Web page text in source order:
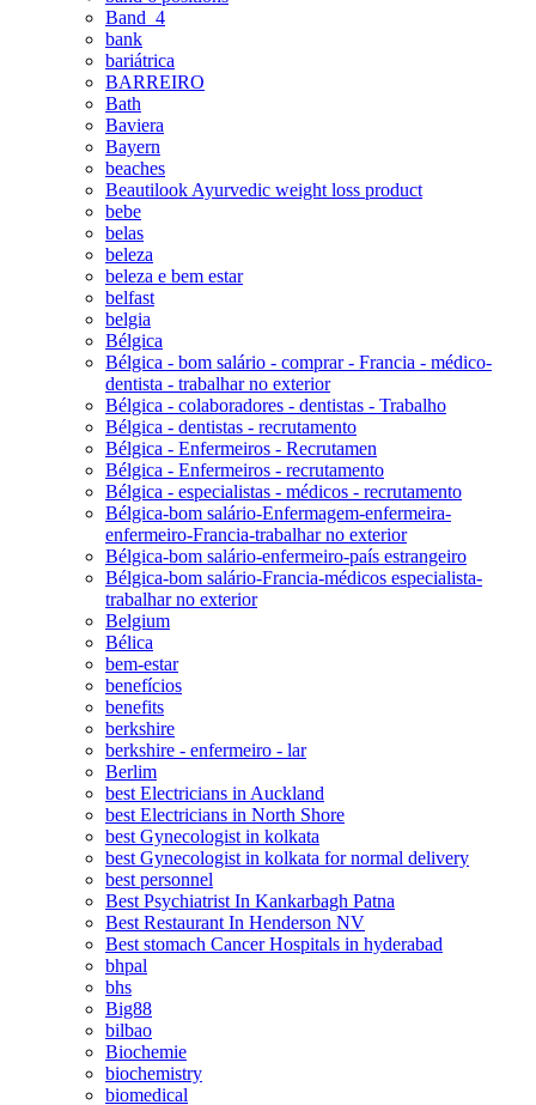
Band_4
bank
bariátrica
BARREIRO
Bath
Baviera
Bayern
beaches
Beautilook Ayurvedic weight loss product
bebe
belas
beleza
beleza e bem estar
belfast
belgia
Bélgica
Bélgica - bom salário - comprar - Francia - médico-
dentista - trabalhar no exterior
Bélgica - colaboradores - dentistas - Trabalho
Bélgica - dentistas - recrutamento
Bélgica - Enfermeiros - Recrutamen
Bélgica - Enfermeiros - recrutamento
Bélgica - especialistas - médicos - recrutamento
Bélgica-bom salário-Enfermagem-enfermeira-
enfermeiro-Francia-trabalhar no exterior
Bélgica-bom salário-enfermeiro-país estrangeiro
Bélgica-bom salário-Francia-médicos especialista-
trabalhar no exterior
Belgium
Bélica
bem-estar
benefícios
benefits
berkshire
berkshire - enfermeiro - lar
Berlim
best Electricians in Auckland
best Electricians in North Shore
best Gynecologist in kolkata
best Gynecologist in kolkata for normal delivery
best personnel
Best Psychiatrist In Kankarbagh Patna
Best Restaurant In Henderson NV
Best stomach Cancer Hospitals in hyderabad
bhpal
bhs
Big88
bilbao
Biochemie
biochemistry
biomedical